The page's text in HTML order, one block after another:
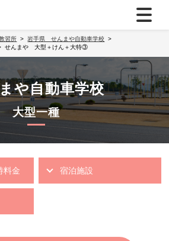
習所
岩手県 せんまや自動車学校
せんまや 大型＋けん＋大特③
や自動車学校
大型一種
料金 宿泊施設